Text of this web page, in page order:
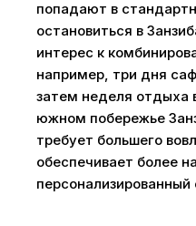
попадают в
остановиться в
интерес к
например, три дня
затем неделя отдыха
южном побережье
требует большего
обеспечивает более
персонализированный